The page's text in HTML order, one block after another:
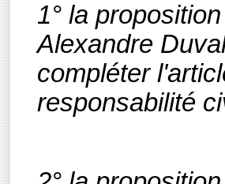
1° la
Alexandre
compléter
responsabilité